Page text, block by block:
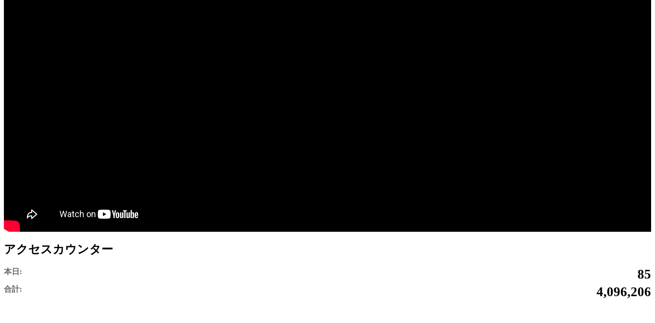
アクセスカウンター
本日: 85
合計: 4,096,206